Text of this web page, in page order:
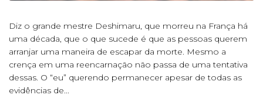
Diz o grande mestre Deshimaru, que morreu na França há
uma década, que o que sucede é que as pessoas querem
arranjar uma maneira de escapar da morte. Mesmo a
crença em uma reencarnação não passa de uma tentativa
dessas. O “eu” querendo permanecer apesar de todas as
evidências de...